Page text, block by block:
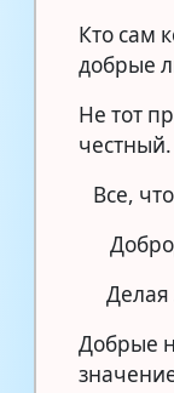
Кто сам
добрые
Не тот
честный.
Все,
Делая
Добрые